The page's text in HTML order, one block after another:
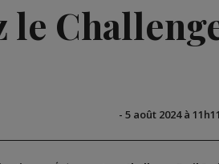
le
- 5 août 2024 à 11h11